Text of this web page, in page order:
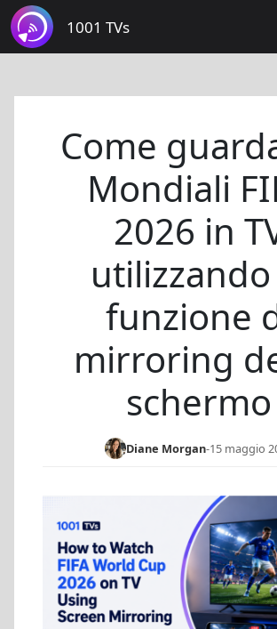
1001 TVs
Come
Mondiali
2026 in
funzione
mirroring
schermo
Diane Morgan-15 maggio